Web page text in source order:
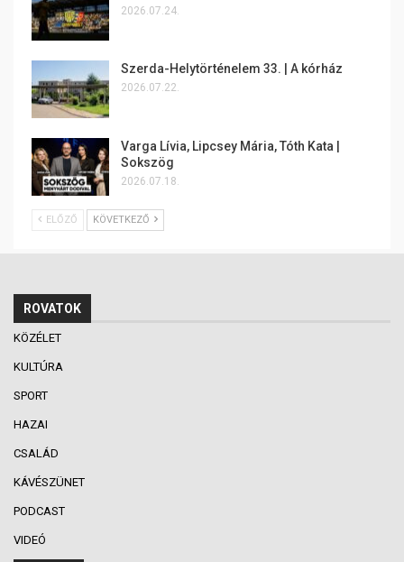
2026.07.24.
Szerda-Helytörténelem 33. | A kórház
2026.07.22.
Varga Lívia, Lipcsey Mária, Tóth Kata |
Sokszög
2026.07.18.
ELŐZŐ KÖVETKEZŐ
ROVATOK
KÖZÉLET
KULTÚRA
SPORT
HAZAI
CSALÁD
KÁVÉSZÜNET
PODCAST
VIDEÓ